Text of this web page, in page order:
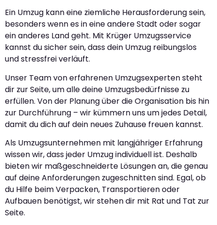
Ein Umzug kann eine ziemliche Herausforderung sein,
besonders wenn es in eine andere Stadt oder sogar
ein anderes Land geht. Mit Krüger Umzugsservice
kannst du sicher sein, dass dein Umzug reibungslos
und stressfrei verläuft.
Unser Team von erfahrenen Umzugsexperten steht
dir zur Seite, um alle deine Umzugsbedürfnisse zu
erfüllen. Von der Planung über die Organisation bis hin
zur Durchführung – wir kümmern uns um jedes Detail,
damit du dich auf dein neues Zuhause freuen kannst.
Als Umzugsunternehmen mit langjähriger Erfahrung
wissen wir, dass jeder Umzug individuell ist. Deshalb
bieten wir maßgeschneiderte Lösungen an, die genau
auf deine Anforderungen zugeschnitten sind. Egal, ob
du Hilfe beim Verpacken, Transportieren oder
Aufbauen benötigst, wir stehen dir mit Rat und Tat zur
Seite.